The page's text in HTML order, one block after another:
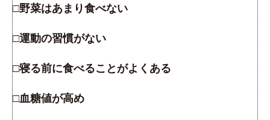
□野菜はあまり食べない
□運動の習慣がない
□寝る前に食べることがよくある
□血糖値が高め